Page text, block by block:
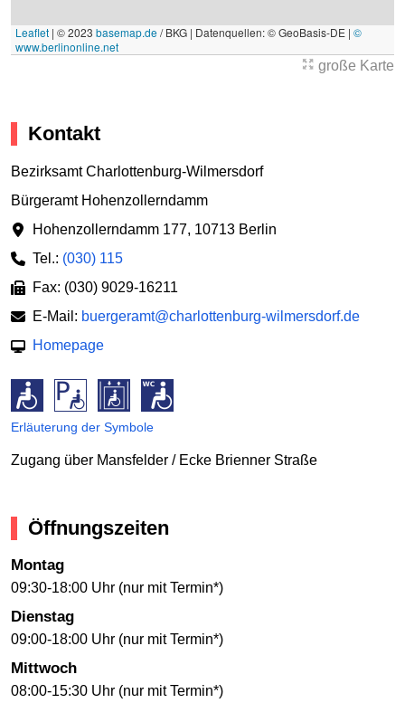
Leaflet | © 2023 basemap.de/ BKG | Datenquellen: © GeoBasis-DE | ©
www.berlinonline.net
große Karte
Kontakt
Bezirksamt Charlottenburg-Wilmersdorf
Bürgeramt Hohenzollerndamm
Hohenzollerndamm 177, 10713 Berlin
Tel.: (030) 115
Fax: (030) 9029-16211
E-Mail: buergeramt@charlottenburg-wilmersdorf.de
Homepage
Erläuterung der Symbole
Zugang über Mansfelder / Ecke Brienner Straße
Öffnungszeiten
Montag
09:30-18:00 Uhr (nur mit Termin*)
Dienstag
09:00-18:00 Uhr (nur mit Termin*)
Mittwoch
08:00-15:30 Uhr (nur mit Termin*)